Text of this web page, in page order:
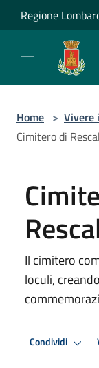
Salta al contenuto
Regione
Home > Vivere
Cimitero di
Il cimitero
loculi,
Condividi